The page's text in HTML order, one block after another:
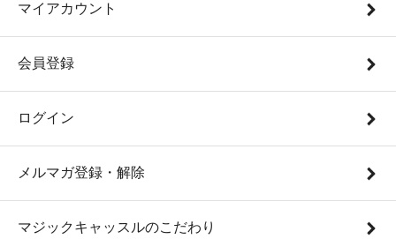
マイアカウント
会員登録
ログイン
メルマガ登録・解除
マジックキャッスルのこだわり